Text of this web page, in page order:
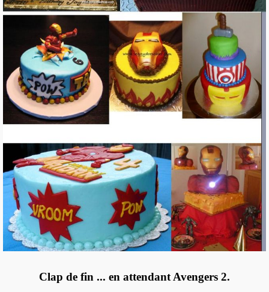
Clap de fin ... en attendant Avengers 2.